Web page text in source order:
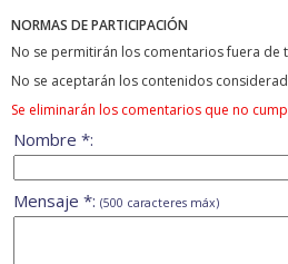
NORMAS DE PARTICIPACIÓN
No se permitirán los comentarios fuera de
No se aceptarán los contenidos
Se eliminarán los comentarios que no
Nombre *:
Mensaje *: (500 caracteres máx)